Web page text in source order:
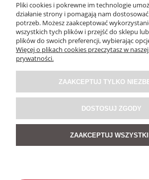
Pliki cookies i pokrewne im technologie
działanie strony i pomagają nam
potrzeb. Możesz zaakceptować
wszystkich tych plików i przejść do sklepu
plików do swoich preferencji, wybierając
Więcej o plikach cookies przeczytasz w
prywatności.
ZAAKCEPTUJ TYLKO
DOSTOSUJ ZGODY
ZAAKCEPTUJ